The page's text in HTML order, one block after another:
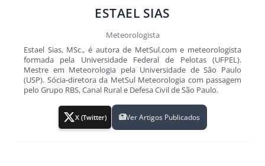
ESTAEL SIAS
Meteorologista
Estael Sias, MSc., é autora de MetSul.com e meteorologista
formada pela Universidade Federal de Pelotas (UFPEL).
Mestre em Meteorologia pela Universidade de São Paulo
(USP). Sócia-diretora da MetSul Meteorologia com passagem
pelo Grupo RBS, Canal Rural e Defesa Civil de São Paulo.
X (Twitter) Ver Artigos Publicados